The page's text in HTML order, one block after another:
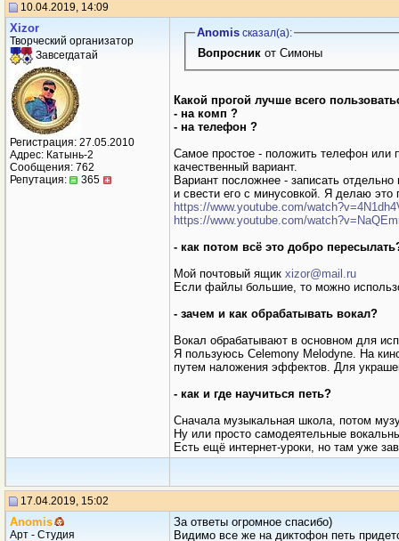
10.04.2019, 14:09
Xizor
Творческий организатор
Завсегдатай
Регистрация: 27.05.2010
Адрес: Катынь-2
Сообщения: 762
Репутация:
365
Anomisсказал(a):
Вопросникот Симоны
Какой прогой лучше всего
- на комп ?
- на телефон ?
Самое простое - положить телефон или
качественный вариант.
Вариант посложнее - записать
и свести его с минусовкой. Я делаю это
https://www.youtube.com/
https://www.youtube.com/
- как потом всё это добро
Мой почтовый ящик xizor@mail.ru
Если файлы большие, то можно
- зачем и как обрабатывать вокал?
Вокал обрабатывают в основном для
Я пользуюсь Celemony Melodyne. На
путем наложения эффектов. Для
- как и где научиться петь?
Сначала музыкальная школа, потом
Ну или просто самодеятельные
Есть ещё интернет-уроки, но там уже
17.04.2019, 15:02
Anomis
Арт - Студия
За ответы огромное спасибо)
Видимо все же на диктофон петь